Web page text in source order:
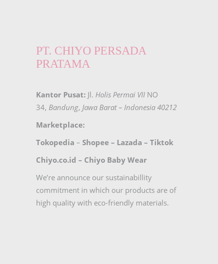
PT. CHIYO PERSADA
PRATAMA
Kantor Pusat: Jl. Holis Permai VII NO
34, Bandung, Jawa Barat – Indonesia 40212
Marketplace:
Tokopedia – Shopee – Lazada – Tiktok
Chiyo.co.id – Chiyo Baby Wear
We’re announce our sustainabillity
commitment in which our products are of
high quality with eco-friendly materials.